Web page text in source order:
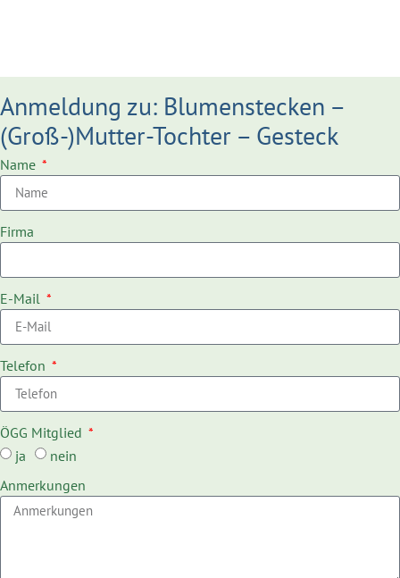
Anmeldung zu: Blumenstecken –
(Groß-)Mutter-Tochter – Gesteck
Name
Firma
E-Mail
Telefon
ÖGG Mitglied
ja
nein
Anmerkungen